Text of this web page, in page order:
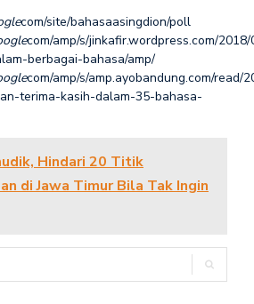
com/site/bahasaasingdion/poll
com/amp/s/jinkafir.wordpress.com/
berbagai-bahasa/amp/
com/amp/s/amp.ayobandung.com/read/
terima-kasih-dalam-35-bahasa-
Hindari 20 Titik
di Jawa Timur Bila Tak Ingin